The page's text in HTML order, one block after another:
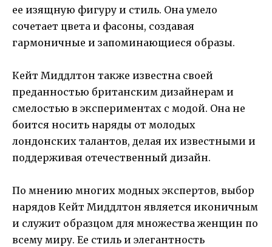
ее изящную фигуру и стиль. Она умело
сочетает цвета и фасоны, создавая
гармоничные и запоминающиеся образы.
Кейт Миддлтон также известна своей
преданностью британским дизайнерам и
смелостью в экспериментах с модой. Она не
боится носить наряды от молодых
лондонских талантов, делая их известными и
поддерживая отечественный дизайн.
По мнению многих модных экспертов, выбор
нарядов Кейт Миддлтон является иконичным
и служит образцом для множества женщин по
всему миру. Ее стиль и элегантность